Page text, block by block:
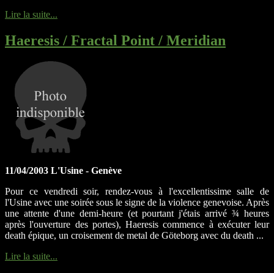
Lire la suite...
Haeresis / Fractal Point / Meridian
11/04/2003 L'Usine - Genève
Pour ce vendredi soir, rendez-vous à l'excellentissime salle de
l'Usine avec une soirée sous le signe de la violence genevoise. Après
une attente d'une demi-heure (et pourtant j'étais arrivé ¾ heures
après l'ouverture des portes), Haeresis commence à exécuter leur
death épique, un croisement de metal de Göteborg avec du death ...
Lire la suite...